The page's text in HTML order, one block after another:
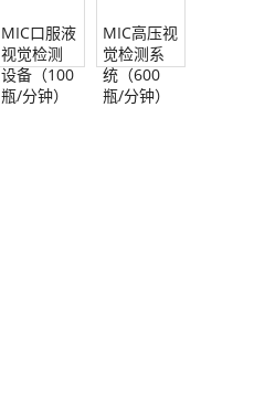
MIC口服液
视觉检测
设备（100
瓶/分钟）
MIC高压视
觉检测系
统（600
瓶/分钟）